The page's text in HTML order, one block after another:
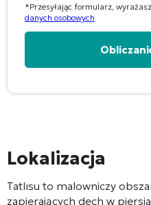
*Przesyłając formularz,
danych osobowych
Lokalizacja
Tatlısu to malowniczy
zapierających dech w